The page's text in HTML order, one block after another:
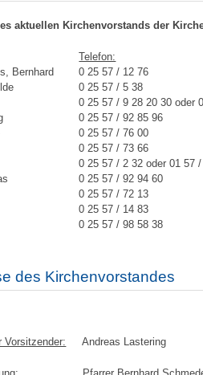
aktuellen Kirchenvorstands der
Telefon:
Bernhard
0 25 57 / 12 76
0 25 57 / 5 38
0 25 57 / 9 28 20 30 oder
0 25 57 / 92 85 96
0 25 57 / 76 00
0 25 57 / 73 66
0 25 57 / 2 32 oder 01 57
0 25 57 / 92 94 60
0 25 57 / 72 13
0 25 57 / 14 83
0 25 57 / 98 58 38
des Kirchenvorstandes
Vorsitzender: Andreas Lastering